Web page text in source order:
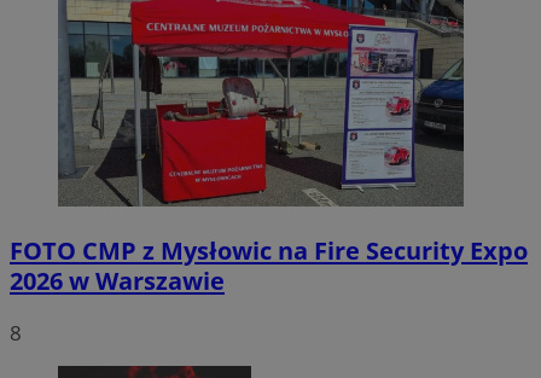
FOTO CMP z Mysłowic na Fire Security Expo
2026 w Warszawie
8